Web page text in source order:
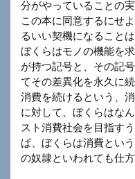
分がやっていることの
この本に同意するにせ
るいい契機になることは
ぼくらはモノの機能を
が持つ記号と、その記
てその差異化を永久に
消費を続けるという、
に対して、ぼくらはな
スト消費社会を目指す
ば、ぼくらは消費とい
の奴隷といわれても仕方